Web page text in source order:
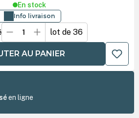
En stock
Info livraison
lot de 36
AU PANIER
en ligne